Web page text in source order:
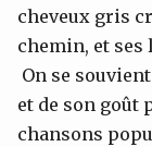
cheveux gris
chemin, et ses
On se
et de son goût
chansons